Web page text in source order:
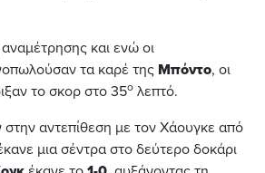
και ενώ οι
τα καρέ της Μπόντο, οι
το σκορ στο 35ο λεπτό.
στην αντεπίθεση με τον Χάουγκε από
μια σέντρα στο δεύτερο δοκάρι